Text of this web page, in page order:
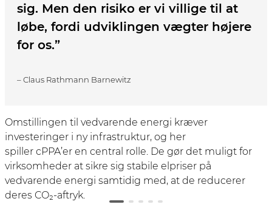
sig. Men den risiko er vi villige til at
løbe, fordi udviklingen vægter højere
for os.”
– Claus Rathmann Barnewitz
Omstillingen til vedvarende energi kræver
investeringer i ny infrastruktur, og her
spiller cPPA’er en central rolle. De gør det muligt for
virksomheder at sikre sig stabile elpriser på
vedvarende energi samtidig med, at de reducerer
deres CO₂-aftryk.